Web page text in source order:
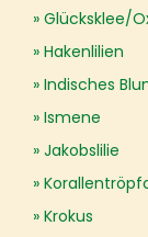
Glücksklee/
Hakenlilien
Indisches
Ismene
Jakobslilie
Krokus